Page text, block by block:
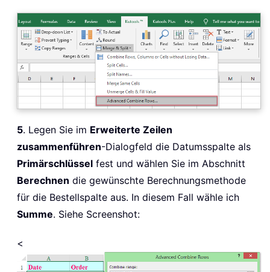
5. Legen Sie im Erweiterte Zeilen
zusammenführen-Dialogfeld die Datumsspalte als
Primärschlüssel fest und wählen Sie im Abschnitt
Berechnen die gewünschte Berechnungsmethode
für die Bestellspalte aus. In diesem Fall wähle ich
Summe. Siehe Screenshot:
<